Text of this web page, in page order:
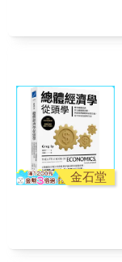
金石堂